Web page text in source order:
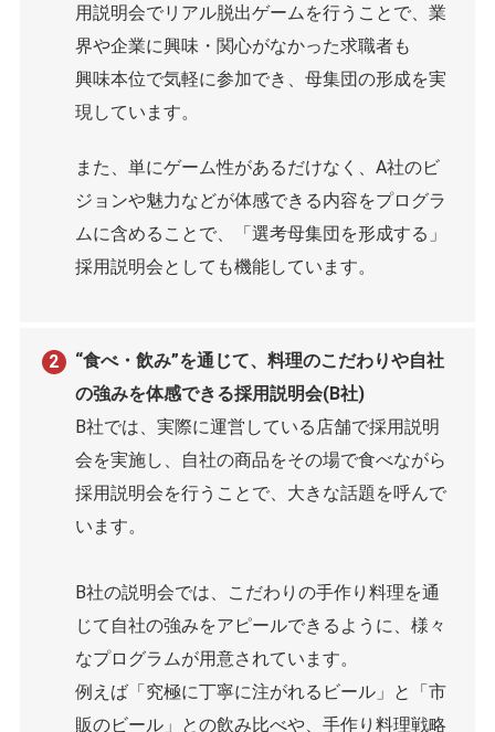
用説明会でリアル脱出ゲームを行うことで、業
界や企業に興味・関心がなかった求職者も
興味本位で気軽に参加でき、母集団の形成を実
現しています。
また、単にゲーム性があるだけなく、A社のビ
ジョンや魅力などが体感できる内容をプログラ
ムに含めることで、「選考母集団を形成する」
採用説明会としても機能しています。
“食べ・飲み”を通じて、料理のこだわりや自社
の強みを体感できる採用説明会(B社)
B社では、実際に運営している店舗で採用説明
会を実施し、自社の商品をその場で食べながら
採用説明会を行うことで、大きな話題を呼んで
います。
B社の説明会では、こだわりの手作り料理を通
じて自社の強みをアピールできるように、様々
なプログラムが用意されています。
例えば「究極に丁寧に注がれるビール」と「市
販のビール」との飲み比べや、手作り料理戦略